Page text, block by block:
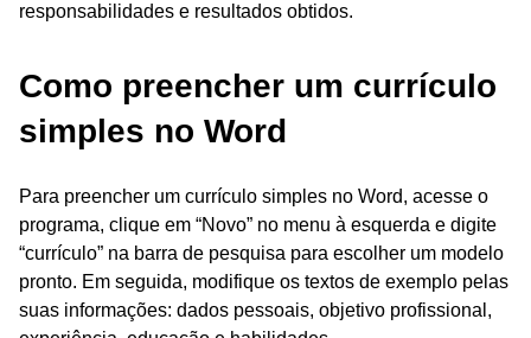
responsabilidades e resultados obtidos.
Como preencher um currículo
simples no Word
Para preencher um currículo simples no Word, acesse o
programa, clique em “Novo” no menu à esquerda e digite
“currículo” na barra de pesquisa para escolher um modelo
pronto. Em seguida, modifique os textos de exemplo pelas
suas informações: dados pessoais, objetivo profissional,